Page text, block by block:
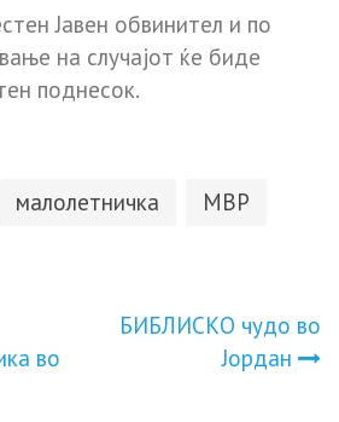
Јавен обвинител и по
на случајот ќе биде
поднесок.
малолетничка
МВР
во
БИБЛИСКО чудо во
Јордан